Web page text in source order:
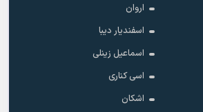
اروان
اسفندیار دیبا
اسماعیل زینلی
اسی کناری
اشکان